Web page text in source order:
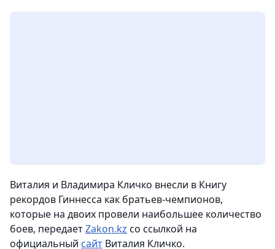
Виталия и Владимира Кличко внесли в Книгу
рекордов Гиннесса как братьев-чемпионов,
которые на двоих провели наибольшее количество
боев, передаетZakon.kz со ссылкой на
официальный сайт Виталия Кличко.